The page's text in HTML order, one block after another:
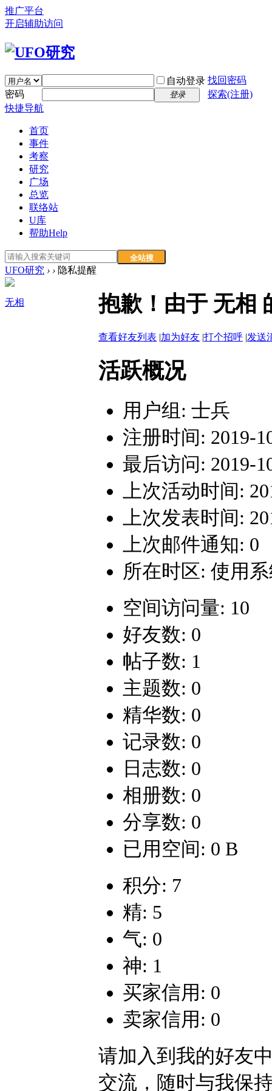
推广平台
开启辅助访问
自动登录 找回密码
密码
登录
探索(注册)
快捷导航
首页
事件
考察
研究
广场
总览
联络站
U库
帮助Help
全站搜
UFO研究 › › 隐私提醒
无相 抱歉！由于 无相
查看好友列表 |加为好友 |打个招呼 |发送
活跃概况
用户组: 士兵
注册时间: 2019-
最后访问: 2019-
上次活动时间:
上次发表时间:
上次邮件通知: 0
所在时区: 使用
空间访问量: 10
好友数: 0
帖子数: 1
主题数: 0
精华数: 0
记录数: 0
日志数: 0
相册数: 0
分享数: 0
已用空间: 0 B
积分: 7
精: 5
气: 0
神: 1
买家信用: 0
卖家信用: 0
请加入到我的好友
交流，随时与我保